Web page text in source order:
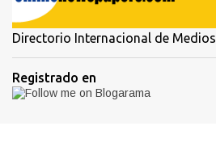
Directorio Internacional de Medios
Registrado en